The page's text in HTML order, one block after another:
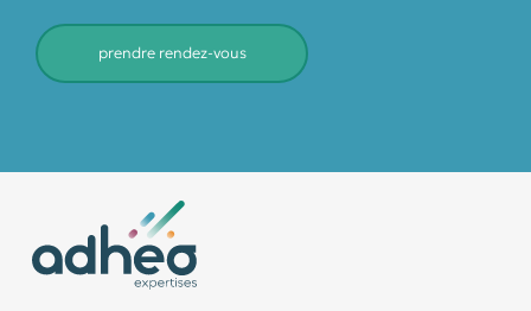
prendre rendez-vous